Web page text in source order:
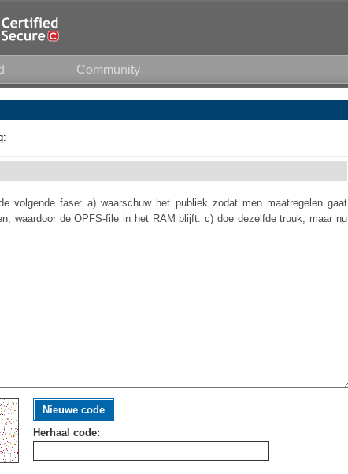
Community
volgende fase: a) waarschuw het publiek zodat men maatregelen gaat
waardoor de OPFS-file in het RAM blijft. c) doe dezelfde truuk, maar nu
Nieuwe code
Herhaal code: